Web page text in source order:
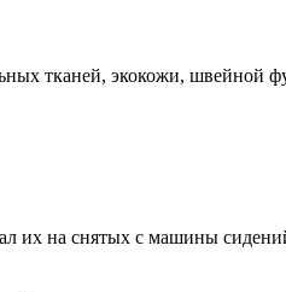
тканей, экокожи, швейной
их на снятых с машины